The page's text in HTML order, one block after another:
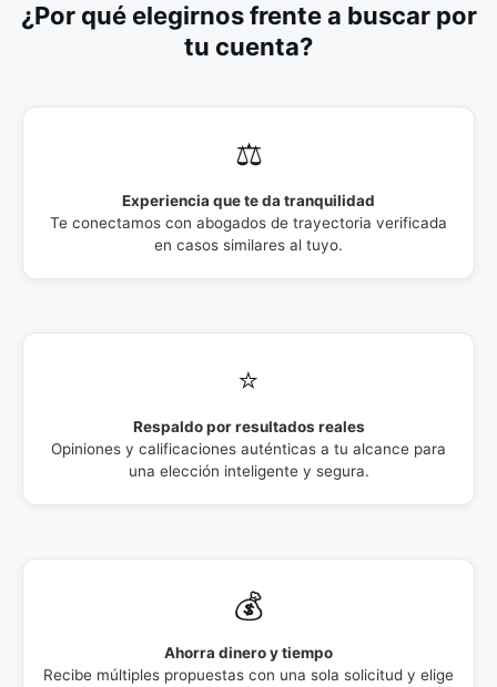
¿Por qué elegirnos frente a buscar por
tu cuenta?
⚖️
Experiencia que te da tranquilidad
Te conectamos con abogados de trayectoria verificada
en casos similares al tuyo.
⭐
Respaldo por resultados reales
Opiniones y calificaciones auténticas a tu alcance para
una elección inteligente y segura.
💰
Ahorra dinero y tiempo
Recibe múltiples propuestas con una sola solicitud y elige